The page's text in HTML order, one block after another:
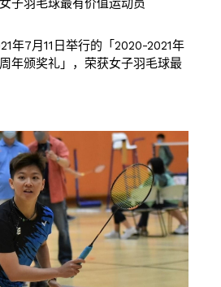
子羽毛球最有价值运动员
年7月11日举行的「2020-2021年
年颁奖礼」，荣获女子羽毛球最